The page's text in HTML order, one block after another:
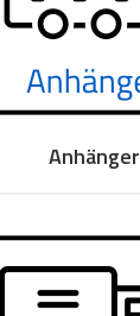
Anhänger